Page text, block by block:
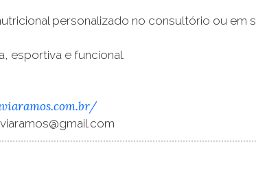
personalizado no consultório ou em
esportiva e funcional.